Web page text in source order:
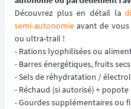
Découvrez plus en détail la
semi-autonomie avant de
ou ultra-trail !
- Rations lyophilisées ou
- Barres énergétiques, fruits
- Sels de réhydratation /
- Réchaud (si autorisé) + popote
- Gourdes supplémentaires ou